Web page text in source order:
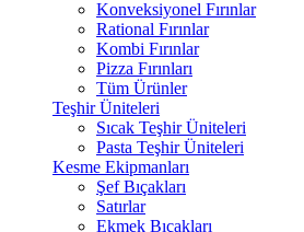
Konveksiyonel Fırınlar
Rational Fırınlar
Kombi Fırınlar
Pizza Fırınları
Tüm Ürünler
Teşhir Üniteleri
Sıcak Teşhir Üniteleri
Pasta Teşhir Üniteleri
Kesme Ekipmanları
Şef Bıçakları
Satırlar
Ekmek Bıçakları